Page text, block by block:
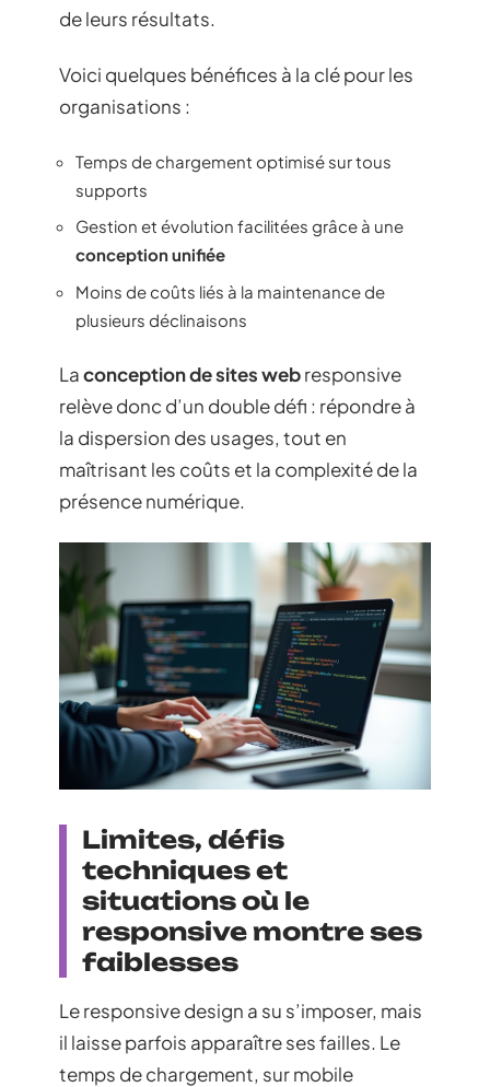
de leurs résultats.
Voici quelques bénéfices à la clé pour les
organisations :
Temps de chargement optimisé sur tous
supports
Gestion et évolution facilitées grâce à une
conception unifiée
Moins de coûts liés à la maintenance de
plusieurs déclinaisons
Laconception de sites webresponsive
relève donc d’un double défi : répondre à
la dispersion des usages, tout en
maîtrisant les coûts et la complexité de la
présence numérique.
Limites, défis
techniques et
situations où le
responsive montre ses
faiblesses
Le responsive design a su s’imposer, mais
il laisse parfois apparaître ses failles. Le
temps de chargement, sur mobile